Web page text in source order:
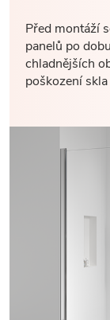
Před montáží
panelů po
chladnějších
poškození